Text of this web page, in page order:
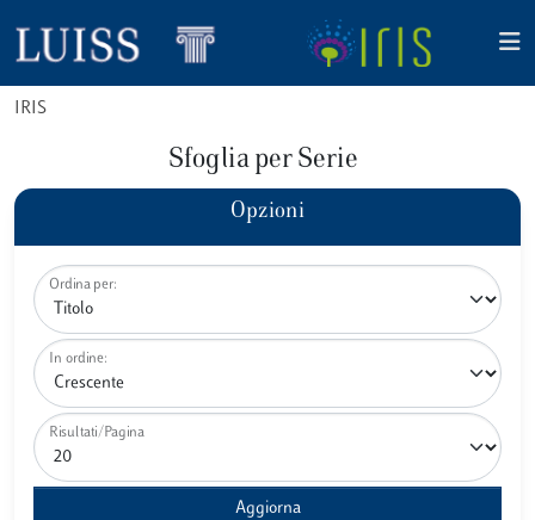
IRIS
Sfoglia per Serie
Opzioni
Ordina per:
In ordine:
Risultati/Pagina